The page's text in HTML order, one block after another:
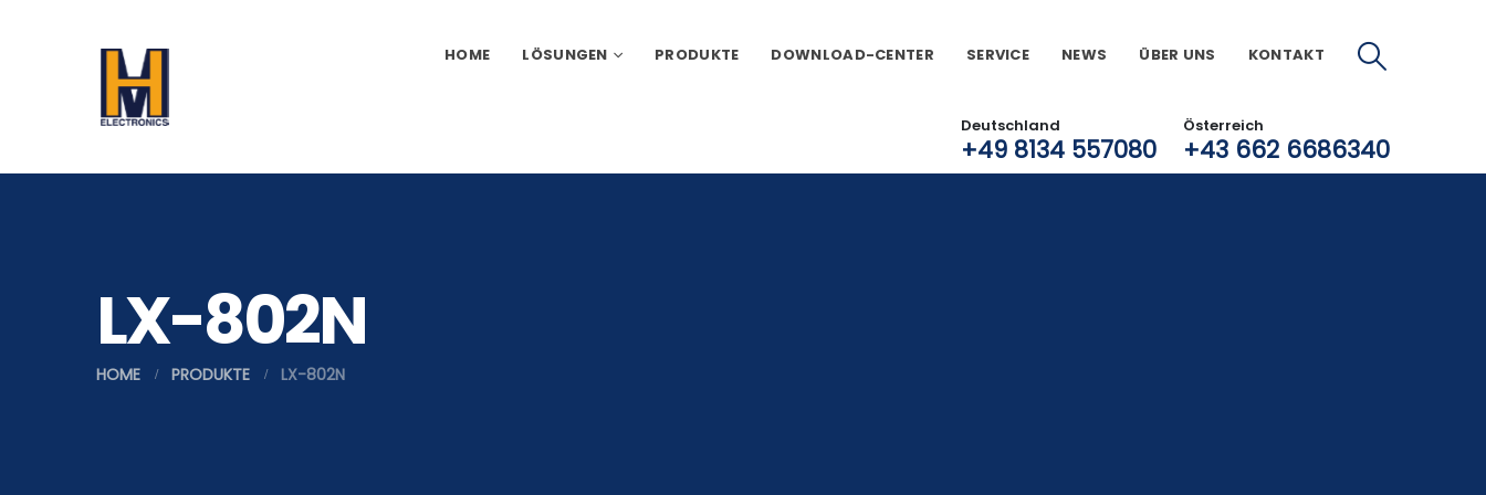
HOME LÖSUNGEN PRODUKTE DOWNLOAD-CENTER SERVICE NEWS ÜBER UNS KONTAKT
Deutschland
+49 8134 557080
Österreich
+43 662 6686340
LX-802N
HOME PRODUKTE LX-802N